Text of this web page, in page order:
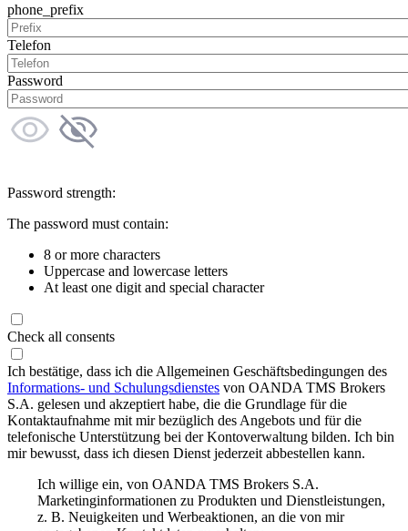
phone_prefix
Telefon
Password
Password strength:
The password must contain:
8 or more characters
Uppercase and lowercase letters
At least one digit and special character
Check all consents
Ich bestätige, dass ich die Allgemeinen Geschäftsbedingungen des
Informations- und Schulungsdienstes von OANDA TMS Brokers
S.A. gelesen und akzeptiert habe, die die Grundlage für die
Kontaktaufnahme mit mir bezüglich des Angebots und für die
telefonische Unterstützung bei der Kontoverwaltung bilden. Ich bin
mir bewusst, dass ich diesen Dienst jederzeit abbestellen kann.
Ich willige ein, von OANDA TMS Brokers S.A.
Marketinginformationen zu Produkten und Dienstleistungen,
z. B. Neuigkeiten und Werbeaktionen, an die von mir